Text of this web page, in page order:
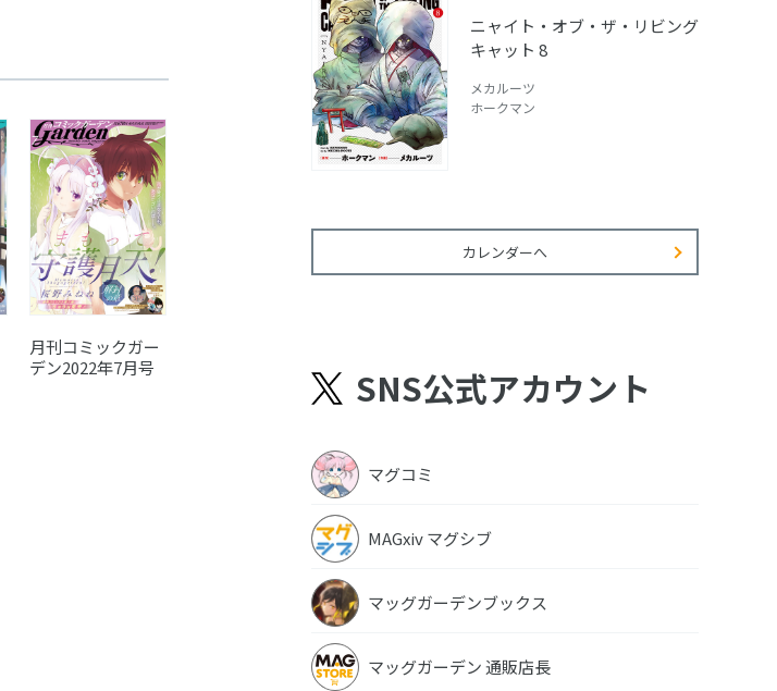
月刊コミックガー
デン2022年7月号
デン2022年6月号
ニャイト・オブ・ザ・リビング
キャット 8
メカルーツ
ホークマン
カレンダーへ
SNS公式アカウント
マグコミ
MAGxiv マグシブ
マッグガーデンブックス
マッグガーデン 通販店長